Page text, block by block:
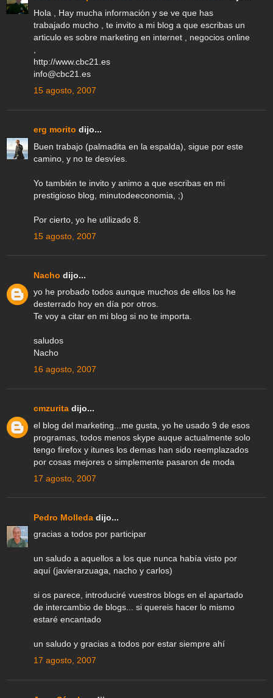
Hola , Hay mucha información y se ve que has
trabajado mucho , te invito a mi blog a que escribas un
articulo es sobre marketing en internet , negocios online
http://www.cbc21.es
info@cbc21.es
15 agosto, 2007
erg morito dijo...
Buen trabajo (palmadita en la espalda), sigue por este
camino, y no te desvíes.
Yo también te invito y animo a que escribas en mi
prestigioso blog, minutodeeconomia, ;)
Por cierto, yo he utilizado 8.
15 agosto, 2007
Nacho dijo...
yo he probado todos aunque muchos de ellos los he
desterrado hoy en día por otros.
Te voy a citar en mi blog si no te importa.
saludos
Nacho
16 agosto, 2007
cmzurita dijo...
el blog del marketing...me gusta, yo he usado 9 de esos
programas, todos menos skype auque actualmente solo
tengo firefox y itunes los demas han sido reemplazados
por cosas mejores o simplemente pasaron de moda
17 agosto, 2007
Pedro Molleda dijo...
gracias a todos por participar
un saludo a aquellos a los que nunca había visto por
aquí (javierarzuaga, nacho y carlos)
si os parece, introduciré vuestros blogs en el apartado
de intercambio de blogs... si quereis hacer lo mismo
estaré encantado
un saludo y gracias a todos por estar siempre ahí
17 agosto, 2007